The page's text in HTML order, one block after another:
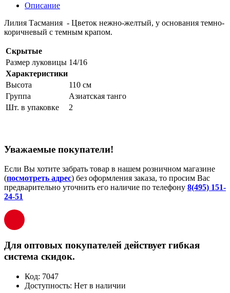
Описание
Лилия Тасмания - Цветок нежно-желтый, у основания темно-
коричневый с темным крапом.
Скрытые
Размер луковицы 14/16
Характеристики
Высота
110 см
Группа
Азиатская танго
Шт. в упаковке
2
Уважаемые покупатели!
Если Вы хотите забрать товар в нашем розничном магазине
(посмотреть адрес) без оформления заказа, то просим Вас
предварительно уточнить его наличие по телефону 8(495) 151-
24-51
Для оптовых покупателей действует гибкая
система скидок.
Код: 7047
Доступность: Нет в наличии